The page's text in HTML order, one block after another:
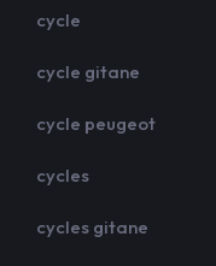
cycle
cycle gitane
cycle peugeot
cycles
cycles gitane